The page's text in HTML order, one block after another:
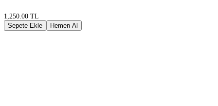
1,250.00 TL
Sepete Ekle
Hemen Al